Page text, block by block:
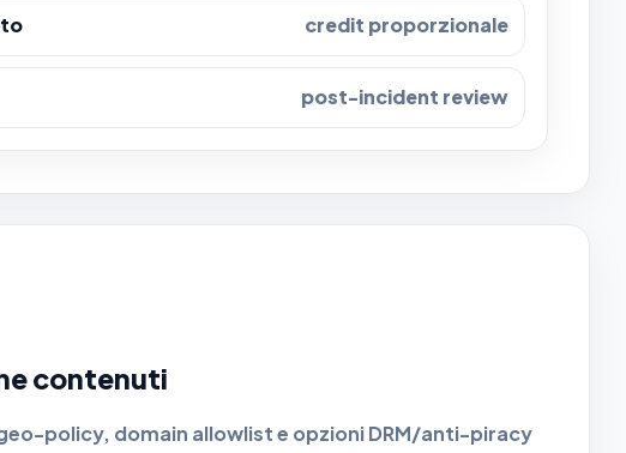
credit proporzionale
post-incident review
contenuti
policy, domain allowlist e opzioni DRM/anti-piracy